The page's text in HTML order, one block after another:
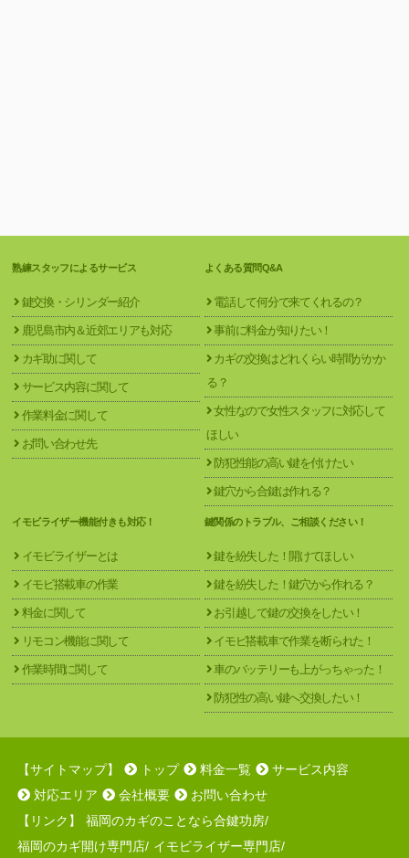
熟練スタッフによるサービス
鍵交換・シリンダー紹介
鹿児島市内＆近郊エリアも対応
カギ助に関して
サービス内容に関して
作業料金に関して
お問い合わせ先
よくある質問Q&A
電話して何分で来てくれるの？
事前に料金が知りたい！
カギの交換はどれくらい時間がかか
る？
女性なので女性スタッフに対応して
ほしい
防犯性能の高い鍵を付けたい
鍵穴から合鍵は作れる？
イモビライザー機能付きも対応！
イモビライザーとは
イモビ搭載車の作業
料金に関して
リモコン機能に関して
作業時間に関して
鍵関係のトラブル、ご相談ください！
鍵を紛失した！開けてほしい
鍵を紛失した！鍵穴から作れる？
お引越しで鍵の交換をしたい！
イモビ搭載車で作業を断られた！
車のバッテリーも上がっちゃった！
防犯性の高い鍵へ交換したい！
【サイトマップ】 トップ 料金一覧
サービス内容
対応エリア
会社概要
お問い合わせ
【リンク】
福岡のカギのことなら合鍵功房/
福岡のカギ開け専門店/ イモビライザー専門店/